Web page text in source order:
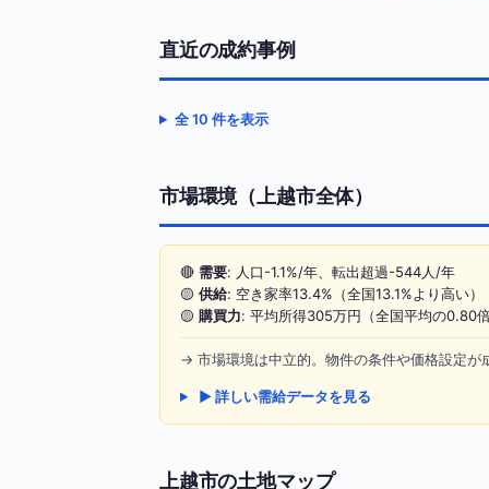
直近の成約事例
全 10 件を表示
市場環境（上越市全体）
🔴 需要: 人口-1.1%/年、転出超過-544人/年
🟡 供給: 空き家率13.4%（全国13.1%より高い）
🟡 購買力: 平均所得305万円（全国平均の0.80倍
→ 市場環境は中立的。物件の条件や価格設定が
▶ 詳しい需給データを見る
上越市の土地マップ